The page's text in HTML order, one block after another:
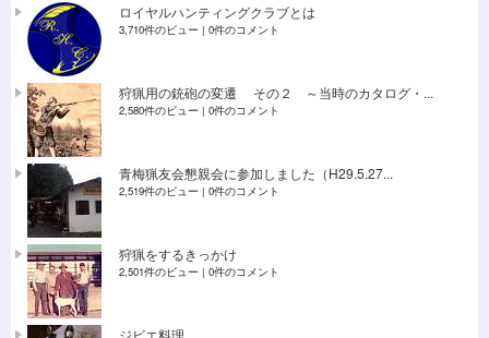
ロイヤルハンティングクラブとは
3,710件のビュー | 0件のコメント
狩猟用の銃砲の変遷 その２ ～当時のカタログ・...
2,580件のビュー | 0件のコメント
青梅猟友会懇親会に参加しました（H29.5.27...
2,519件のビュー | 0件のコメント
狩猟をするきっかけ
2,501件のビュー | 0件のコメント
ジビエ料理